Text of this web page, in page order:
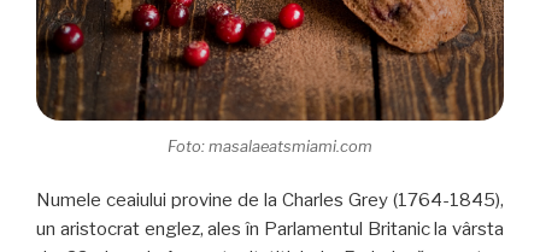
Foto: masalaeatsmiami.com
Numele ceaiului provine de la Charles Grey (1764-1845),
un aristocrat englez, ales în Parlamentul Britanic la vârsta